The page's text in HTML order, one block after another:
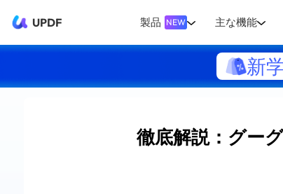
UPDF 製品 NEW 主な機能
新
徹底解説：グー